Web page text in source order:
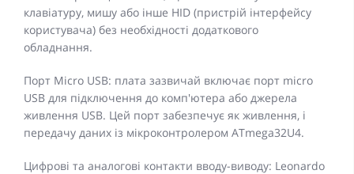
клавіатуру, мишу або інше HID (пристрій інтерфейсу
користувача) без необхідності додаткового
обладнання.
Порт Micro USB: плата зазвичай включає порт micro
USB для підключення до комп'ютера або джерела
живлення USB. Цей порт забезпечує як живлення, і
передачу даних із мікроконтролером ATmega32U4.
Цифрові та аналогові контакти вводу-виводу: Leonardo